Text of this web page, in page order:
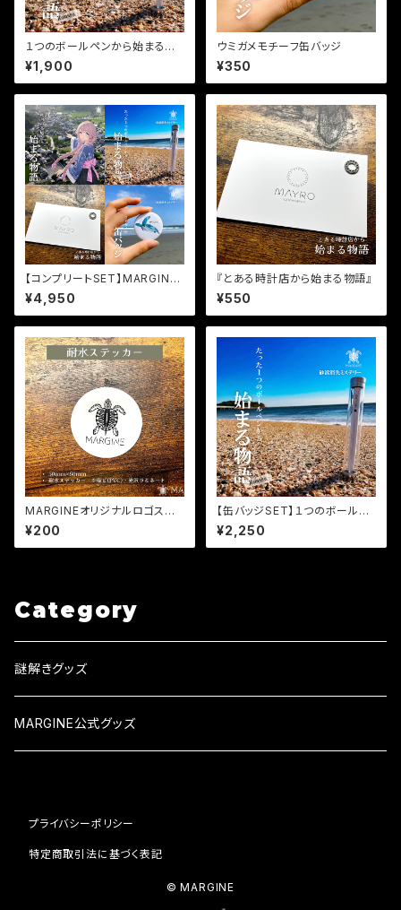
１つのボールペンから始まる物
語 REMAKE
¥1,900
ウミガメモチーフ缶バッジ
¥350
【コンプリートSET】MARGINE
の３作品+缶バッジが詰まったお
得なセット
¥4,950
『とある時計店から始まる物語』
¥550
MARGINEオリジナルロゴステッ
カー
¥200
【缶バッジSET】１つのボールペ
ンから始まる物語 REMAKE
¥2,250
Category
謎解きグッズ
MARGINE公式グッズ
プライバシーポリシー
特定商取引法に基づく表記
© MARGINE